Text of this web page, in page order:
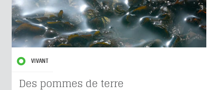
VIVANT
Des pommes de terre